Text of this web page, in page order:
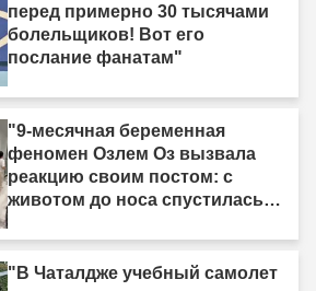
перед примерно 30 тысячами
болельщиков! Вот его
послание фанатам"
"9-месячная беременная
феномен Озлем Оз вызвала
реакцию своим постом: с
животом до носа спустилась
"В Чаталдже учебный самолет